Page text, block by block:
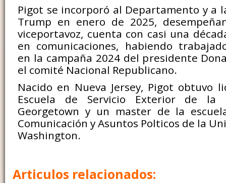
Pigot se incorporó al Departamento y a
Trump en enero de 2025,
viceportavoz, cuenta con casi una
en comunicaciones, habiendo
en la campaña 2024 del presidente
el comité Nacional Republicano.
Nacido en Nueva Jersey, Pigot obtuvo
Escuela de Servicio Exterior de la
Georgetown y un master de la
Comunicación y Asuntos Polticos de la
Washington.
Articulos relacionados: